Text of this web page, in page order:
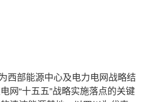
西部能源中心及电力电网战略结
网“十五五”战略实施落点的关键